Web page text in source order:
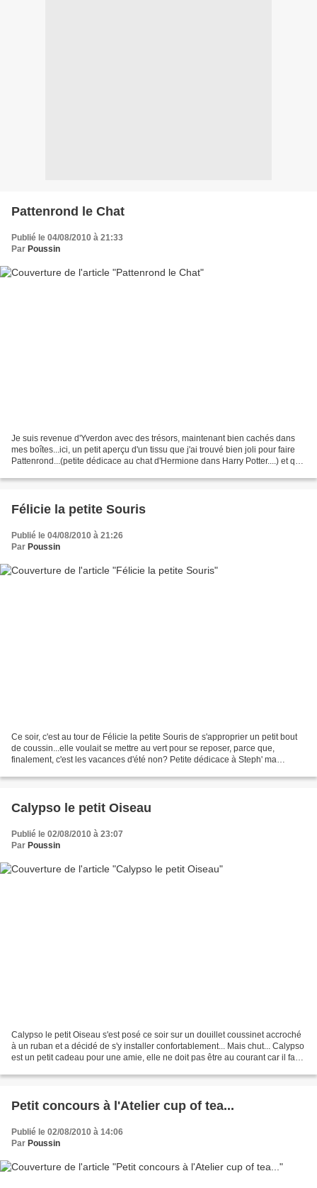
Pattenrond le Chat
Publié le 04/08/2010 à 21:33
Par Poussin
Je suis revenue d'Yverdon avec des trésors, maintenant bien cachés dans
mes boîtes...ici, un petit aperçu d'un tissu que j'ai trouvé bien joli pour faire
Pattenrond...(petite dédicace au chat d'Hermione dans Harry Potter....) et qui
Félicie la petite Souris
Publié le 04/08/2010 à 21:26
Par Poussin
Ce soir, c'est au tour de Félicie la petite Souris de s'approprier un petit bout
de coussin...elle voulait se mettre au vert pour se reposer, parce que,
finalement, c'est les vacances d'été non? Petite dédicace à Steph' ma
Calypso le petit Oiseau
Publié le 02/08/2010 à 23:07
Par Poussin
Calypso le petit Oiseau s'est posé ce soir sur un douillet coussinet accroché
à un ruban et a décidé de s'y installer confortablement... Mais chut... Calypso
est un petit cadeau pour une amie, elle ne doit pas être au courant car il faut
Petit concours à l'Atelier cup of tea...
Publié le 02/08/2010 à 14:06
Par Poussin